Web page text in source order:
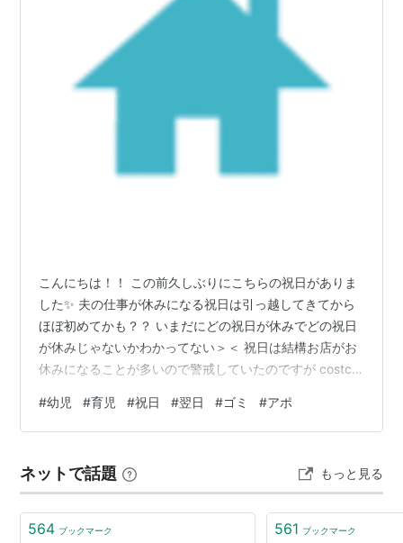
こんにちは！！ この前久しぶりにこちらの祝日がありま
した✨ 夫の仕事が休みになる祝日は引っ越してきてから
ほぼ初めてかも？？ いまだにどの祝日が休みでどの祝日
が休みじゃないかわかってない＞＜ 祝日は結構お店がお
休みになることが多いので警戒していたのですが costco
は翌日。 まず、ゴミの日だったのですが、一日中回収に
来ませんでした💧 初めてのことでびっくり、どうしたら
がゴミ箱をしまわなかったので うちもそのままにしてい
ると、次の日に回収されました。 祝日の次の日はこうい
うこともあるようです。…
#幼児 #育児 #祝日 #翌日 #ゴミ #アポ
ネットで話題 もっと見る
564 ブックマーク 561 ブックマーク